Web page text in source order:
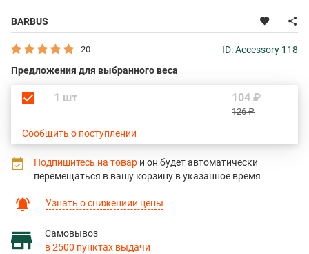
BARBUS
20
ID: Accessory 118
Предложения для выбранного веса
1 шт 104 ₽
126 ₽
Сообщить о поступлении
Узнать о снижениии цены
Самовывоз
в 2500 пунктах выдачи
Подпишитесь на товар и он будет автоматически
перемещаться в вашу корзину в указанное время